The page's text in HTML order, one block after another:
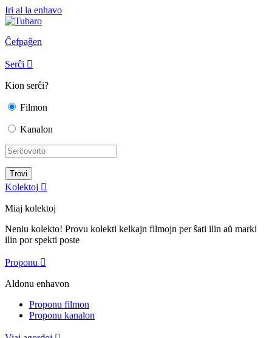
Iri al la enhavo
Ĉefpaĝen
Serĉi 
Kion serĉi?
Filmon
Kanalon
Kolektoj 
Miaj kolektoj
Neniu kolekto! Provu kolekti kelkajn filmojn per ŝati ilin aŭ marki
ilin por spekti poste
Proponu 
Aldonu enhavon
Proponu filmon
Proponu kanalon